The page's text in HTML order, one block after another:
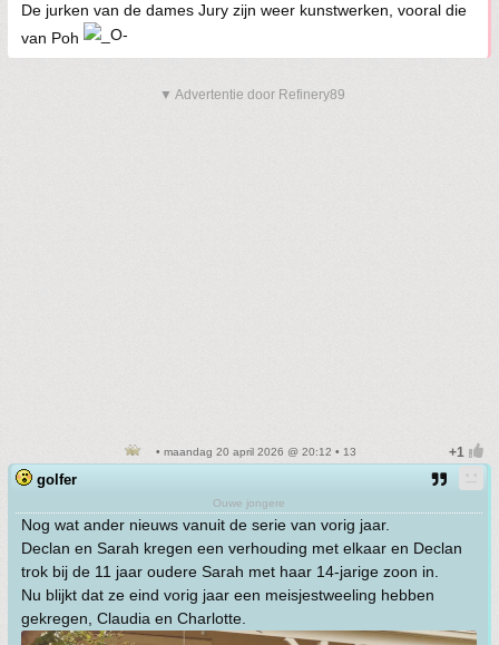
De jurken van de dames Jury zijn weer kunstwerken, vooral die
van Poh
▼ Advertentie door Refinery89
• maandag 20 april 2026 @ 20:12 • 13
golfer
Ouwe jongere
Nog wat ander nieuws vanuit de serie van vorig jaar.
Declan en Sarah kregen een verhouding met elkaar en Declan
trok bij de 11 jaar oudere Sarah met haar 14-jarige zoon in.
Nu blijkt dat ze eind vorig jaar een meisjestweeling hebben
gekregen, Claudia en Charlotte.